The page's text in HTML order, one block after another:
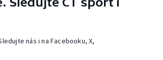
nás i na Facebooku, X,